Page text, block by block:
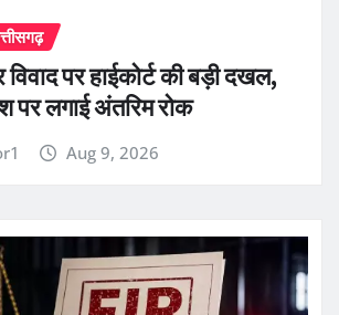
पर हाईकोर्ट की बड़ी दखल,
लगाई अंतरिम रोक
Aug 9, 2026